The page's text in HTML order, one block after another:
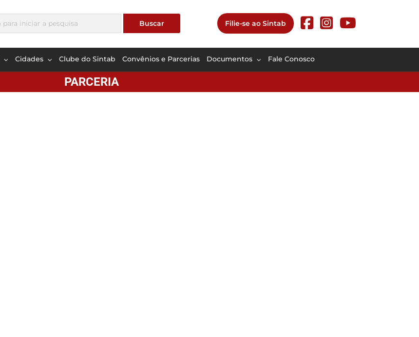
Filie-se ao Sintab
Cidades Clube do Sintab Convênios e Parcerias Documentos Fale Conosco
PARCERIA